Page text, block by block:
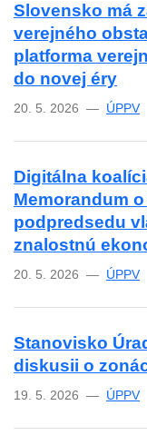
Slovensko má
verejného
platforma
do novej éry
20. 5. 2026 — ÚPPV
Digitálna
Memorandum
podpredsedu
znalostnú
20. 5. 2026 — ÚPPV
Stanovisko
diskusii o
19. 5. 2026 — ÚPPV